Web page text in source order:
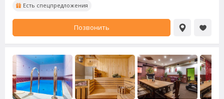
Есть спецпредложения
Позвонить